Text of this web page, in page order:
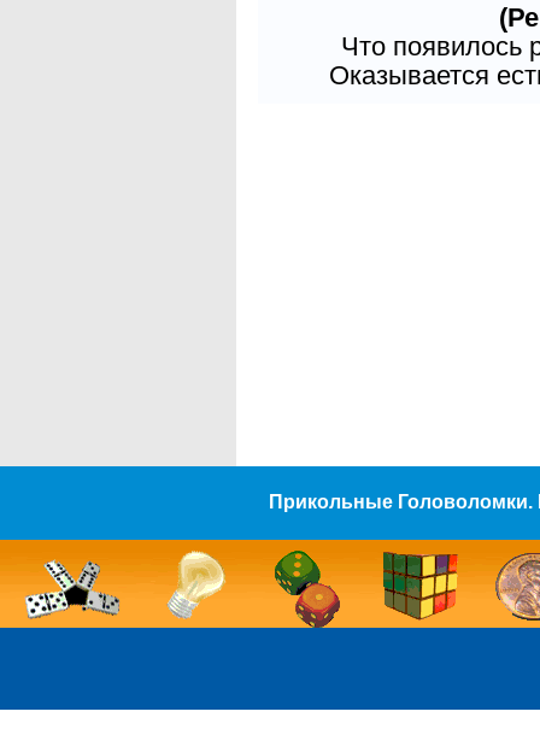
Что появилось
Оказывается
Прикольные